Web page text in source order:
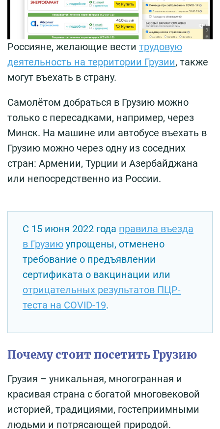
Россияне, желающие вести трудовую
деятельность на территории Грузии, также
могут въехать в страну.
Самолётом добраться в Грузию можно
только с пересадками, например, через
Минск. На машине или автобусе въехать в
Грузию можно через одну из соседних
стран: Армении, Турции и Азербайджана
или непосредственно из России.
С 15 июня 2022 года правила въезда
в Грузию упрощены, отменено
требование о предъявлении
сертификата о вакцинации или
отрицательных результатов ПЦР-
теста на COVID-19.
Почему стоит посетить Грузию
Грузия – уникальная, многогранная и
красивая страна с богатой многовековой
историей, традициями, гостеприимными
людьми и потрясающей природой.